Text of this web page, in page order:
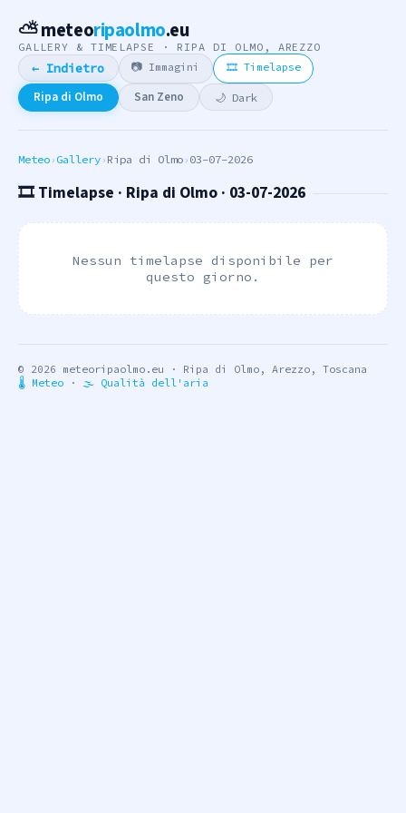
⛅ meteoripaolmo.eu
GALLERY & TIMELAPSE · RIPA DI OLMO, AREZZO
← Indietro 📷 Immagini 🎞 Timelapse
Ripa di Olmo San Zeno 🌙 Dark
Meteo › Gallery › Ripa di Olmo › 03-07-2026
🎞 Timelapse · Ripa di Olmo · 03-07-2026
Nessun timelapse disponibile per
questo giorno.
© 2026 meteoripaolmo.eu · Ripa di Olmo, Arezzo, Toscana
🌡 Meteo · 🌫 Qualità dell'aria